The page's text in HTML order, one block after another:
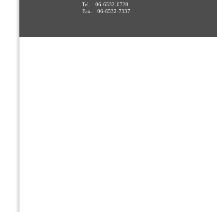
Tel. 06-6532-0720
Fax. 06-6532-7337